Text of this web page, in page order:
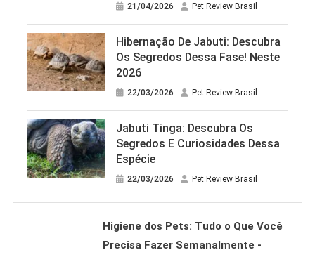
21/04/2026 Pet Review Brasil
Hibernação De Jabuti: Descubra
Os Segredos Dessa Fase! Neste
2026
22/03/2026 Pet Review Brasil
Jabuti Tinga: Descubra Os
Segredos E Curiosidades Dessa
Espécie
22/03/2026 Pet Review Brasil
Higiene dos Pets: Tudo o Que Você
Precisa Fazer Semanalmente -